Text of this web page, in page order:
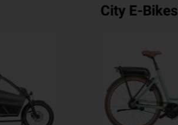
Urban Bikes